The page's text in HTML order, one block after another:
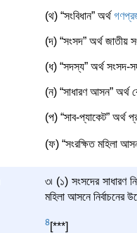
(থ) “সংবিধান” অর্থ
(দ) “সংসদ” অর্থ জাতীয়
(ধ) “সদস্য” অর্থ সংসদ-
(ন) “সাধারণ আসন”
(প) “সাব-প্যাকেট” অর্থ
(ফ) “সংরক্ষিত মহিলা
৩৷ (১) সংসদের সাধারণ
মহিলা আসনে নির্বাচনের
4[***]